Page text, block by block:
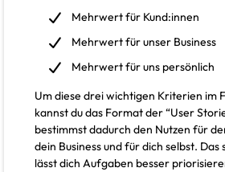
Mehrwert für Kund:innen
Mehrwert für unser Business
Mehrwert für uns persönlich
Um diese drei wichtigen Kriterien im
kannst du das Format der “User
bestimmst dadurch den Nutzen für
dein Business und für dich selbst.
lässt dich Aufgaben besser